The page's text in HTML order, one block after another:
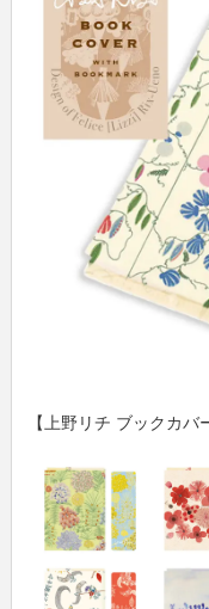
利用規約
【上野リチ ブックカバ